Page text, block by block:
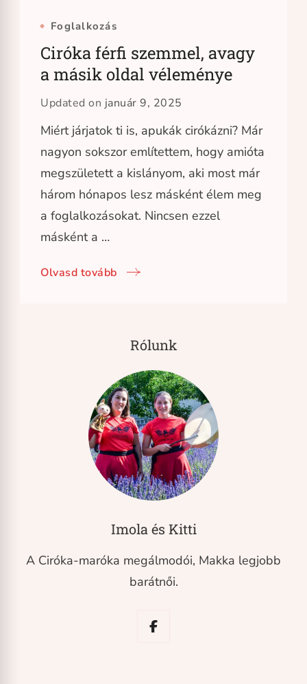
Foglalkozás
Ciróka férfi szemmel, avagy
a másik oldal véleménye
Updated on január 9, 2025
Miért járjatok ti is, apukák cirókázni? Már
nagyon sokszor említettem, hogy amióta
megszületett a kislányom, aki most már
három hónapos lesz másként élem meg
a foglalkozásokat. Nincsen ezzel
másként a …
Olvasd tovább
Rólunk
Imola és Kitti
A Ciróka-maróka megálmodói, Makka legjobb
barátnői.